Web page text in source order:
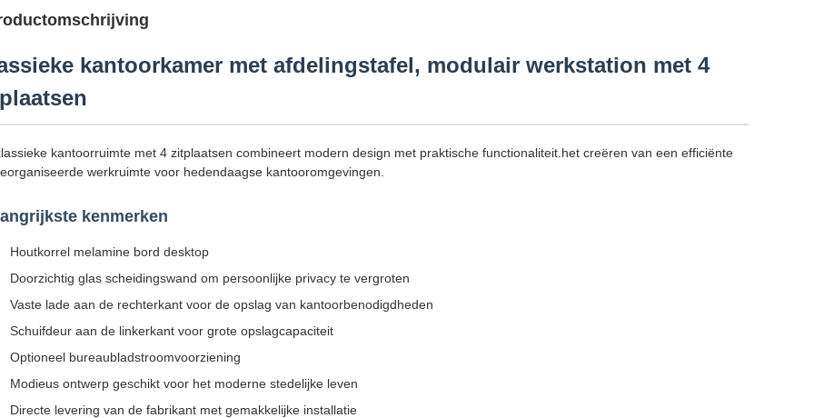
kantoorkamer met afdelingstafel, modulair werkstation met 4
kantoorruimte met 4 zitplaatsen combineert modern design met praktische functionaliteit.het creëren van een efficiënte
werkruimte voor hedendaagse kantooromgevingen.
kenmerken
Houtkorrel melamine bord desktop
Doorzichtig glas scheidingswand om persoonlijke privacy te vergroten
Vaste lade aan de rechterkant voor de opslag van kantoorbenodigdheden
Schuifdeur aan de linkerkant voor grote opslagcapaciteit
Optioneel bureaubladstroomvoorziening
Modieus ontwerp geschikt voor het moderne stedelijke leven
Directe levering van de fabrikant met gemakkelijke installatie